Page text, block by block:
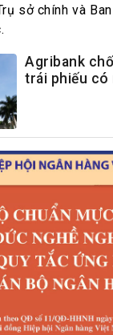
sở chính và
Agribank
trái phiếu có